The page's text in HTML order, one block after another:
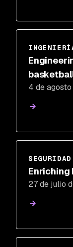
4 de
Enriching
27 de julio